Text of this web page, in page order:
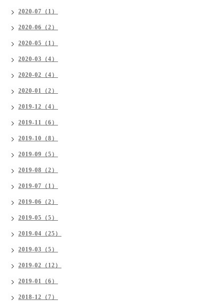
2020-07（1）
2020-06（2）
2020-05（1）
2020-03（4）
2020-02（4）
2020-01（2）
2019-12（4）
2019-11（6）
2019-10（8）
2019-09（5）
2019-08（2）
2019-07（1）
2019-06（2）
2019-05（5）
2019-04（25）
2019-03（5）
2019-02（12）
2019-01（6）
2018-12（7）